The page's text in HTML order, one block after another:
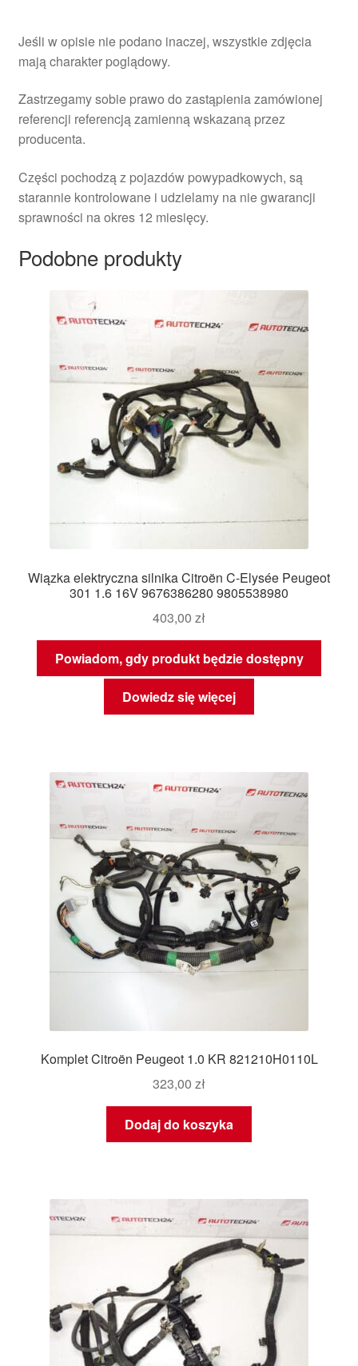
Jeśli w opisie nie podano inaczej, wszystkie zdjęcia
mają charakter poglądowy.
Zastrzegamy sobie prawo do zastąpienia zamówionej
referencji referencją zamienną wskazaną przez
producenta.
Części pochodzą z pojazdów powypadkowych, są
starannie kontrolowane i udzielamy na nie gwarancji
sprawności na okres 12 miesięcy.
Podobne produkty
Wiązka elektryczna silnika Citroën C-Elysée Peugeot
301 1.6 16V 9676386280 9805538980
403,00 zł
Powiadom, gdy produkt będzie dostępny
Dowiedz się więcej
Komplet Citroën Peugeot 1.0 KR 821210H0110L
323,00 zł
Dodaj do koszyka